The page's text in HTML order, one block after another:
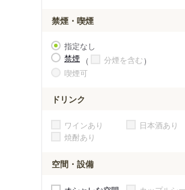
禁煙・喫煙
指定なし
禁煙
分煙を含む
喫煙可
ドリンク
ワインあり
日本酒あり
焼酎あり
空間・設備